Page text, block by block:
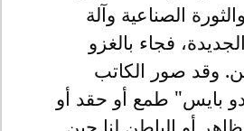
الصناعية وآلة
فجاء بالغزو
وقد صور الكاتب
بايس" طمع أو حقد أو